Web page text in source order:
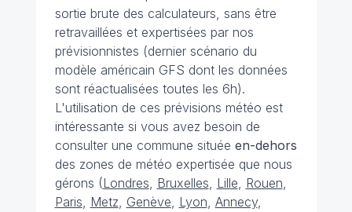
sortie brute des calculateurs, sans être
retravaillées et expertisées par nos
prévisionnistes (dernier scénario du
modèle américain GFS dont les données
sont réactualisées toutes les 6h).
L'utilisation de ces prévisions météo est
intéressante si vous avez besoin de
consulter une commune située en-dehors
des zones de météo expertisée que nous
gérons (Londres, Bruxelles, Lille, Rouen,
Paris, Metz, Genève, Lyon, Annecy,